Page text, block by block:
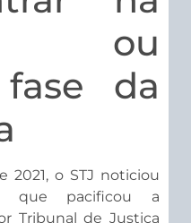
ou
da
2021, o STJ noticiou
que pacificou a
Tribunal de Justiça